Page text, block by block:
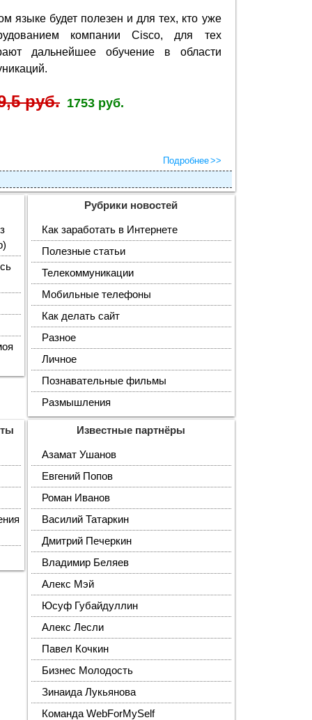
языке будет полезен и для тех, кто уже
компании Cisco, для тех
дальнейшее обучение в области
руб. 1753 руб.
Подробнее
Рубрики новостей
Как заработать в Интернете
Полезные статьи
Телекоммуникации
Мобильные телефоны
Как делать сайт
Разное
Личное
Познавательные фильмы
Размышления
Известные партнёры
Азамат Ушанов
Евгений Попов
Роман Иванов
Василий Татаркин
Дмитрий Печеркин
Владимир Беляев
Алекс Мэй
Юсуф Губайдуллин
Алекс Лесли
Павел Кочкин
Бизнес Молодость
Зинаида Лукьянова
Команда WebForMySelf